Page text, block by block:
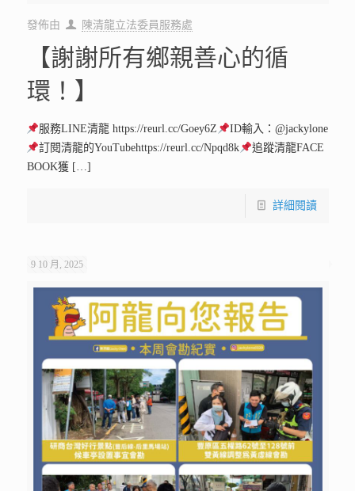
發佈由 陳清龍立法委員服務處
【謝謝所有鄉親善心的循
環！】
服務LINE清龍 https://reurl.cc/Goey6Z
ID輸入：@jackylone
訂閱清龍的YouTubehttps://reurl.cc/Npqd8k
追蹤清龍FACE
BOOK獲 […]
詳細閱讀
9 10 月, 2025